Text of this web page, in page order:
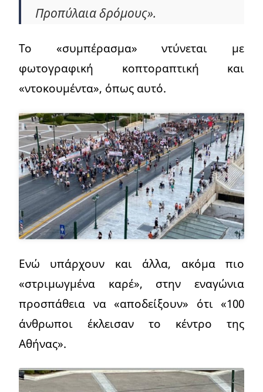
Προπύλαια δρόμους».
Το «συμπέρασμα» ντύνεται με
φωτογραφική κοπτοραπτική και
«ντοκουμέντα», όπως αυτό.
Ενώ υπάρχουν και άλλα, ακόμα πιο
«στριμωγμένα καρέ», στην εναγώνια
προσπάθεια να «αποδείξουν» ότι «100
άνθρωποι έκλεισαν το κέντρο της
Αθήνας».